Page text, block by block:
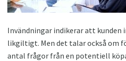
Invändningar indikerar att
likgiltigt. Men det talar också om
antal frågor från en potentiell